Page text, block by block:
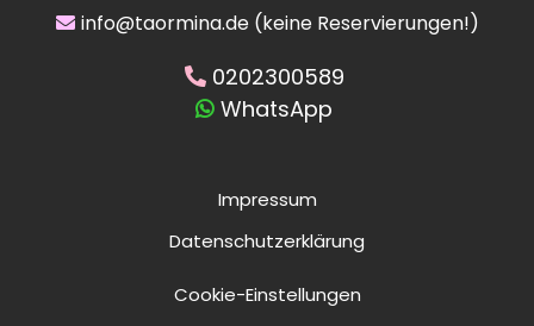
info@taormina.de(keine Reservierungen!)
0202300589
WhatsApp
Impressum
Datenschutzerklärung
Cookie-Einstellungen